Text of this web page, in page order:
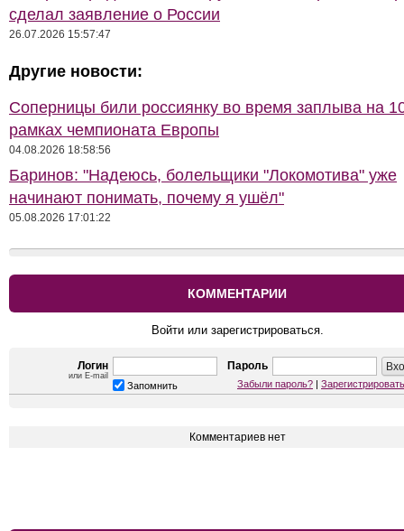
сделал заявление о России
26.07.2026 15:57:47
Другие новости:
Соперницы били россиянку во время заплыва на
рамках чемпионата Европы
04.08.2026 18:58:56
Баринов: "Надеюсь, болельщики "Локомотива" уже
начинают понимать, почему я ушёл"
05.08.2026 17:01:22
КОММЕНТАРИИ
Войти или зарегистрироваться.
Логин
или E-mail
Пароль
Запомнить Забыли пароль? |
Комментариев нет